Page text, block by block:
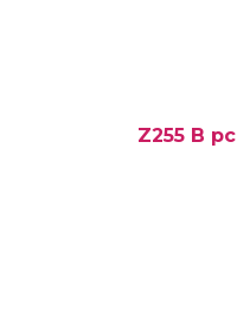
Z255 B pc